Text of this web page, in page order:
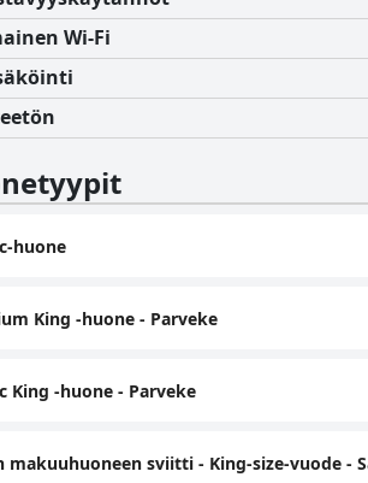
Wi-Fi
huone
King -huone - Parveke
King -huone - Parveke
makuuhuoneen sviitti - King-size-vuode -